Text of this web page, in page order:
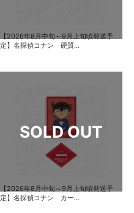
【2026年8月中旬～9月上旬頃発送予
定】名探偵コナン 硬質...
【2026年8月中旬～9月上旬頃発送予
定】名探偵コナン カー...